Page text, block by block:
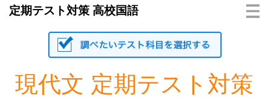
定期テスト対策 高校国語
現代文 定期テスト対策